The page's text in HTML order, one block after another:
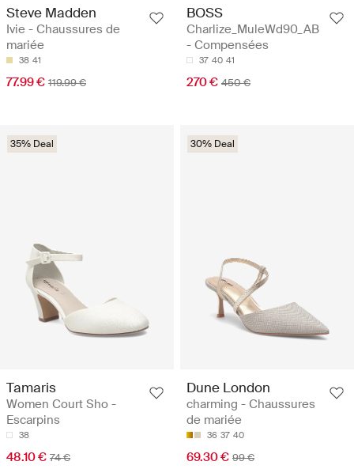
Steve Madden
Ivie - Chaussures de
mariée
38 41
77.99 € 119.99 €
BOSS
Charlize_MuleWd90_AB
- Compensées
37 40 41
270 € 450 €
35% Deal
Tamaris
Women Court Sho -
Escarpins
38
48.10 € 74 €
30% Deal
Dune London
charming - Chaussures
de mariée
36 37 40
69.30 € 99 €